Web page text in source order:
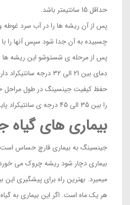
حداقل 15 سانتیمتر باشد.
پس از آن ریشه ها را در آب سرد غوطه
چسبیده به آن جدا شود سپس آنها را با
پس از مرحله ی شستوشو این ریشه ها
دمای بین 21 الی 32 درجه
حفظ کیفیت جینسینگ در طول
را بین 35 الی 45 درجه ی سانتیکراد پایدار کنید.
بیماری های
جینسینگ به بیماری قارچ حساس است
بیماری دچار شود ریشه چروک می خورد
میمیرد. بهترین راه برای پیشگیری این
هر یک ماه است. اگر این بیماری به